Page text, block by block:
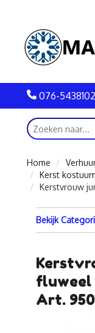
076-5438102
Home
Kerst
Kerstvrouw
Bekijk
fluweel
Art.